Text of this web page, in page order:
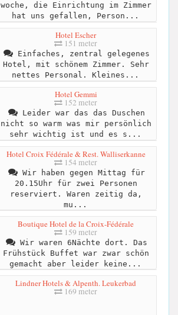
woche, die Einrichtung im Zimmer
hat uns gefallen, Person...
Hotel Escher
151 meter
Einfaches, zentral gelegenes
Hotel, mit schönem Zimmer. Sehr
nettes Personal. Kleines...
Hotel Gemmi
152 meter
Leider war das das Duschen
nicht so warm was mir persönlich
sehr wichtig ist und es s...
Hotel Croix Fédérale & Rest. Walliserkanne
154 meter
Wir haben gegen Mittag für
20.15Uhr für zwei Personen
reserviert. Waren zeitig da,
mu...
Boutique Hotel de la Croix-Fédérale
159 meter
Wir waren 6Nächte dort. Das
Frühstück Buffet war zwar schön
gemacht aber leider keine...
Lindner Hotels & Alpenth. Leukerbad
169 meter